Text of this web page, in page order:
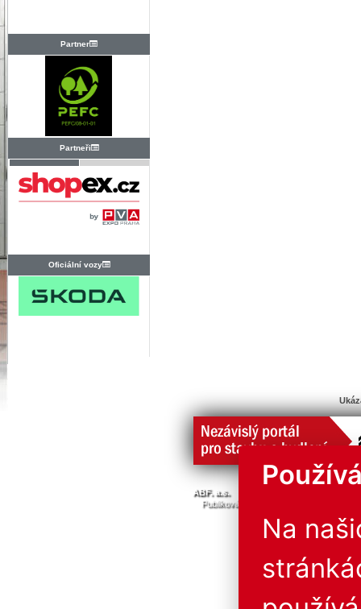
Partner
Partneři
Oficiální vozy
© Všechna
ABF. a.s.
Publikování nebo další šíření obsahu
Na